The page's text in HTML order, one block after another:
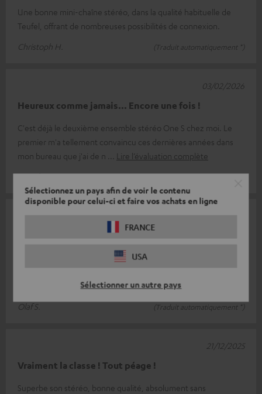
Sélectionnez un pays afin de voir le contenu
disponible pour celui-ci et faire vos achats en ligne
FRANCE
USA
Sélectionner un autre pays
Une bonne mini-chaîne stéréo, dans la qualité habituelle de
Teufel, offrant de nombreuses possibilités de connexion.
Christoph H.
(Traduit automatiquement *)
Heureux comme jamais... Encore une fois !
C'est déjà le deuxième ensemble stéréo One S chez moi. Le
premier m'a tellement convaincu ces dernières années dans
mon bureau que j'ai de n
Lire l’évaluation complète
Patrick S.
(Traduit automatiquement *)
03/02/2026
À mon avis, les boutons de commande pourraient être un peu
Sinon, tout va bien.
Olaf S.
(Traduit automatiquement *)
Vraiment la classe ! Tout péage !
Superbe son stéréo, bonne qualité, absolument sans
21/12/2025